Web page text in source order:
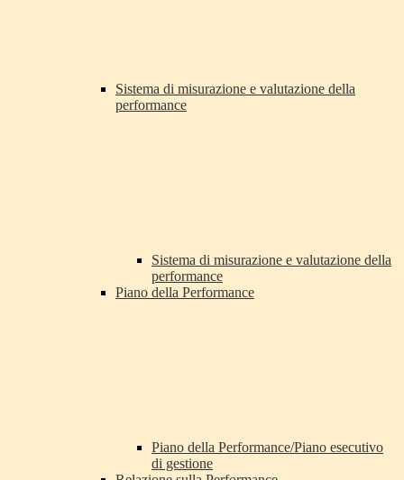
Sistema di misurazione e valutazione della
performance
Sistema di misurazione e valutazione della
performance
Piano della Performance
Piano della Performance/Piano esecutivo
di gestione